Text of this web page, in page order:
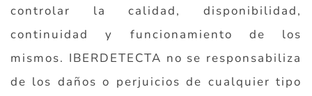
controlar la calidad, disponibilidad,
continuidad y funcionamiento de los
mismos. IBERDETECTA no se responsabiliza
de los daños o perjuicios de cualquier tipo